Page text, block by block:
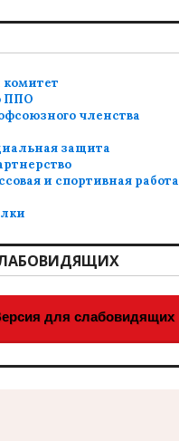
ППО
членства
защита
и спортивная работа
для слабовидящих